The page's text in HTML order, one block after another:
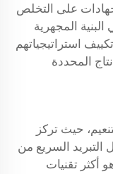
على التخلص
المجهرية
استراتيجياتهم
المحددة
حيث تركز
التبريد السريع من
أكثر تقنيات